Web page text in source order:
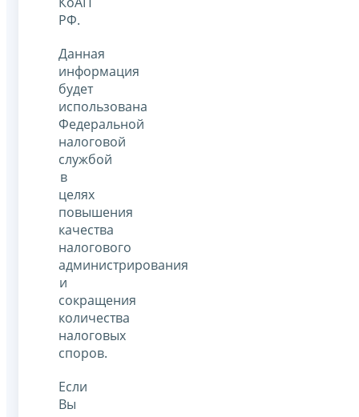
РФ.
Данная
информация
будет
использована
Федеральной
налоговой
службой
в
целях
повышения
качества
налогового
администрирования
и
сокращения
количества
налоговых
споров.
Если
Вы